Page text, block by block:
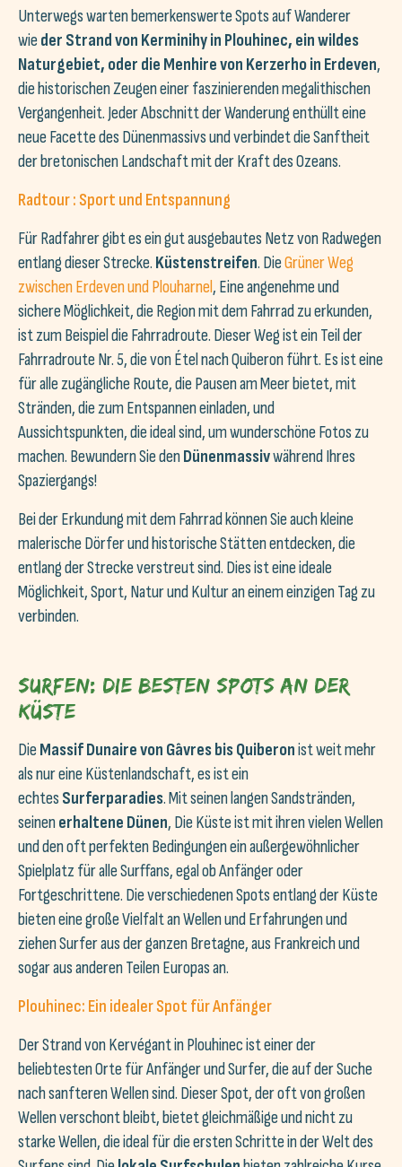
Unterwegs warten bemerkenswerte Spots auf Wanderer
wieder Strand von Kerminihy in Plouhinec, ein wildes
Naturgebiet, oder die Menhire von Kerzerho in Erdeven,
die historischen Zeugen einer faszinierenden megalithischen
Vergangenheit. Jeder Abschnitt der Wanderung enthüllt eine
neue Facette des Dünenmassivs und verbindet die Sanftheit
der bretonischen Landschaft mit der Kraft des Ozeans.
Radtour : Sport und Entspannung
Für Radfahrer gibt es ein gut ausgebautes Netz von Radwegen
entlang dieser Strecke. Küstenstreifen. DieGrüner Weg
zwischen Erdeven und Plouharnel, Eine angenehme und
sichere Möglichkeit, die Region mit dem Fahrrad zu erkunden,
ist zum Beispiel die Fahrradroute. Dieser Weg ist ein Teil der
Fahrradroute Nr. 5, die von Étel nach Quiberon führt. Es ist eine
für alle zugängliche Route, die Pausen am Meer bietet, mit
Stränden, die zum Entspannen einladen, und
Aussichtspunkten, die ideal sind, um wunderschöne Fotos zu
machen. Bewundern Sie denDünenmassivwährend Ihres
Spaziergangs!
Bei der Erkundung mit dem Fahrrad können Sie auch kleine
malerische Dörfer und historische Stätten entdecken, die
entlang der Strecke verstreut sind. Dies ist eine ideale
Möglichkeit, Sport, Natur und Kultur an einem einzigen Tag zu
verbinden.
Surfen: Die besten Spots an der
Küste
DieMassif Dunaire von Gâvres bis Quiberonist weit mehr
als nur eine Küstenlandschaft, es ist ein
echtes Surferparadies. Mit seinen langen Sandstränden,
seinenerhaltene Dünen, Die Küste ist mit ihren vielen Wellen
und den oft perfekten Bedingungen ein außergewöhnlicher
Spielplatz für alle Surffans, egal ob Anfänger oder
Fortgeschrittene. Die verschiedenen Spots entlang der Küste
bieten eine große Vielfalt an Wellen und Erfahrungen und
ziehen Surfer aus der ganzen Bretagne, aus Frankreich und
sogar aus anderen Teilen Europas an.
Plouhinec: Ein idealer Spot für Anfänger
Der Strand von Kervégant in Plouhinec ist einer der
beliebtesten Orte für Anfänger und Surfer, die auf der Suche
nach sanfteren Wellen sind. Dieser Spot, der oft von großen
Wellen verschont bleibt, bietet gleichmäßige und nicht zu
starke Wellen, die ideal für die ersten Schritte in der Welt des